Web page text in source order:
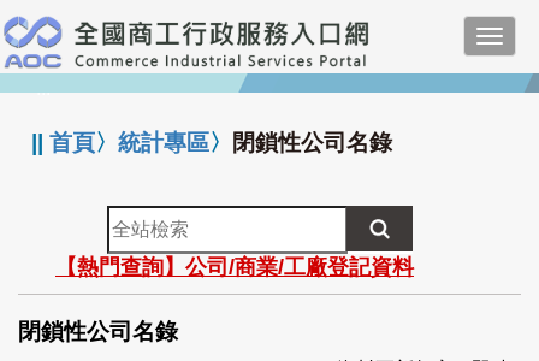
跳
到
主
要
:::
||首頁〉統計專區〉 閉鎖性公司名錄
全
站
檢
索
【熱門查詢】公司/商業/工廠登記資料
閉鎖性公司名錄